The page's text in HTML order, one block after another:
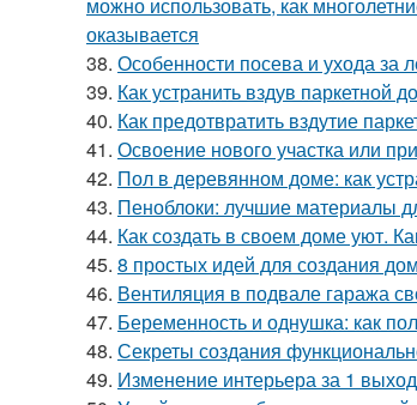
оказывается
38. Особенности посева и ухода за
39. Как устранить вздув паркетной
40. Как предотвратить вздутие
41. Освоение нового участка или
42. Пол в деревянном доме: как
43. Пеноблоки: лучшие материалы
44. Как создать в своем доме уют.
45. 8 простых идей для создания
46. Вентиляция в подвале гаража
47. Беременность и однушка: как
48. Секреты создания
49. Изменение интерьера за 1